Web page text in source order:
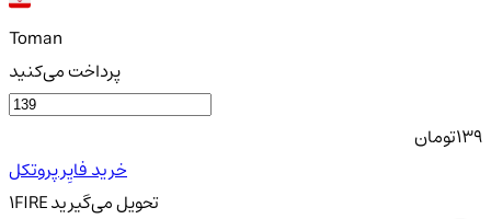
Toman
پرداخت می‌کنید
139تومان
خرید فایِر پروتکل
1FIRE تحویلمی‌گیرید